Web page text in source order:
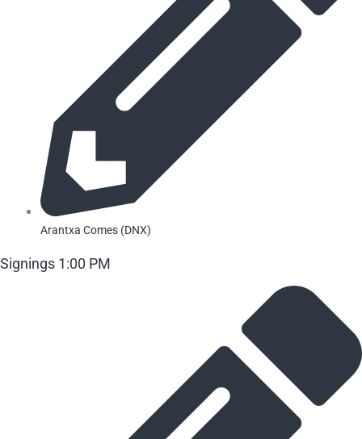
Arantxa Comes (DNX)
Signings 1:00 PM